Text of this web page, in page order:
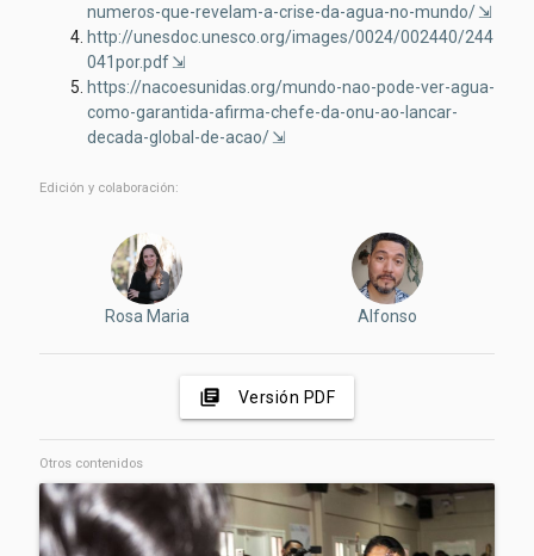
numeros-que-revelam-a-crise-da-agua-no-mundo/
http://unesdoc.unesco.org/images/0024/002440/244
041por.pdf
https://nacoesunidas.org/mundo-nao-pode-ver-agua-
como-garantida-afirma-chefe-da-onu-ao-lancar-
decada-global-de-acao/
Edición y colaboración:
Rosa Maria Alfonso
library_books Versión PDF
Otros contenidos